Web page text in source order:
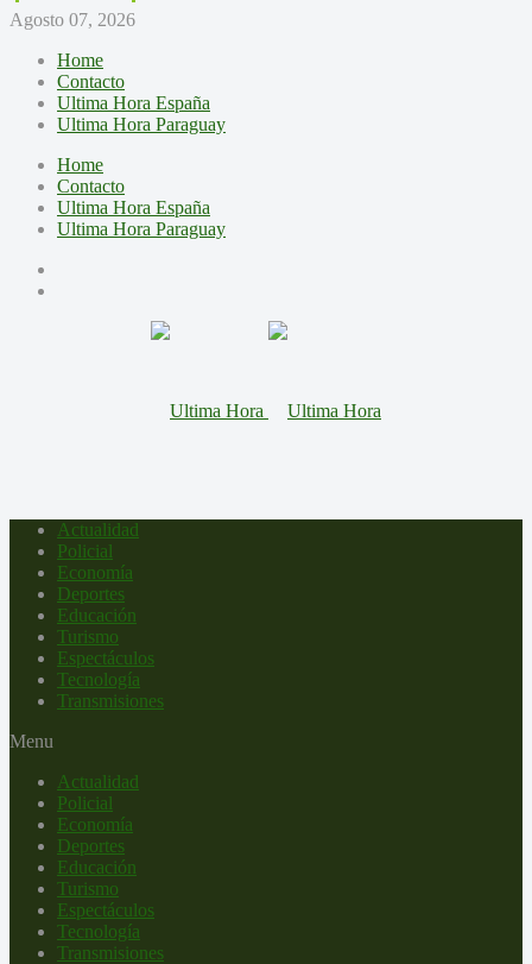
Agosto 07, 2026
Home
Contacto
Ultima Hora España
Ultima Hora Paraguay
Home
Contacto
Ultima Hora España
Ultima Hora Paraguay
Actualidad
Policial
Economía
Deportes
Educación
Turismo
Espectáculos
Tecnología
Transmisiones
Menu
Actualidad
Policial
Economía
Deportes
Educación
Turismo
Espectáculos
Tecnología
Transmisiones